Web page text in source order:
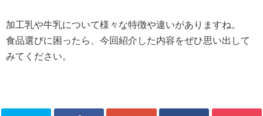
加工乳や牛乳について様々な特徴や違いがありますね。
食品選びに困ったら、今回紹介した内容をぜひ思い出して
みてください。